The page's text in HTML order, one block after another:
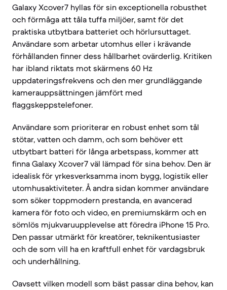
Galaxy Xcover7 hyllas för sin exceptionella robusthet
och förmåga att tåla tuffa miljöer, samt för det
praktiska utbytbara batteriet och hörlursuttaget.
Användare som arbetar utomhus eller i krävande
förhållanden finner dess hållbarhet ovärderlig. Kritiken
har ibland riktats mot skärmens 60 Hz
uppdateringsfrekvens och den mer grundläggande
kamerauppsättningen jämfört med
flaggskeppstelefoner.
Användare som prioriterar en robust enhet som tål
stötar, vatten och damm, och som behöver ett
utbytbart batteri för långa arbetspass, kommer att
finna Galaxy Xcover7 väl lämpad för sina behov. Den är
idealisk för yrkesverksamma inom bygg, logistik eller
utomhusaktiviteter. Å andra sidan kommer användare
som söker toppmodern prestanda, en avancerad
kamera för foto och video, en premiumskärm och en
sömlös mjukvaruupplevelse att föredra iPhone 15 Pro.
Den passar utmärkt för kreatörer, teknikentusiaster
och de som vill ha en kraftfull enhet för vardagsbruk
och underhållning.
Oavsett vilken modell som bäst passar dina behov, kan